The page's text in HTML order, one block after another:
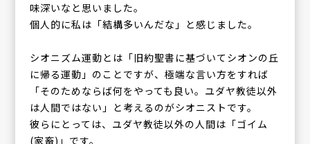
味深いなと思いました。
個人的に私は「結構多いんだな」と感じました。
シオニズム運動とは「旧約聖書に基づいてシオンの丘
に帰る運動」のことですが、極端な言い方をすれば
「そのためならば何をやっても良い。ユダヤ教徒以外
は人間ではない」と考えるのがシオニストです。
彼らにとっては、ユダヤ教徒以外の人間は「ゴイム
(家畜)」です。